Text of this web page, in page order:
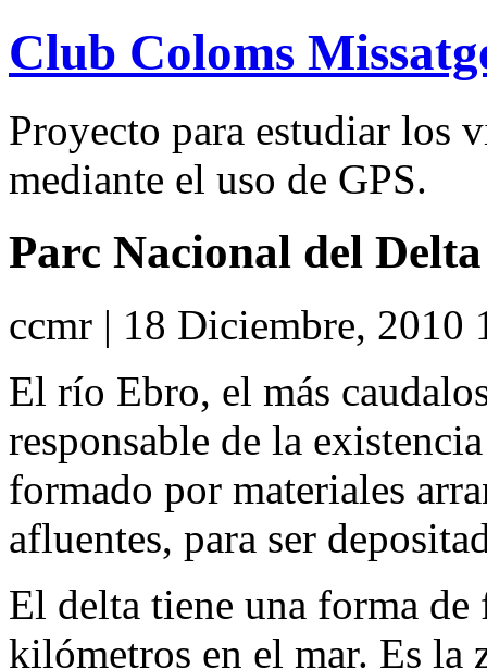
Club Coloms
Proyecto para estudiar los
mediante el uso de GPS.
Parc Nacional del
ccmr | 18 Diciembre, 2010
El río Ebro, el más
responsable de la
formado por materiales
afluentes, para ser
El delta tiene una forma
kilómetros en el mar. Es la